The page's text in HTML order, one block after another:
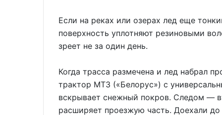
Если на реках или озерах лед еще
поверхность уплотняют резиновыми
зреет не за один день.
Когда трасса размечена и лед набрал
трактор МТЗ («Белорус») с
вскрывает снежный покров. Следом —
расширяет проезжую часть. Доехали